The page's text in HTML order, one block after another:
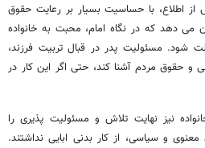
اطلاع، با حساسیت بسیار بر رعایت حقوق
می دهد که در نگاه امام، محبت به خانواده
شود. مسئولیت پدر در قبال تربیت فرزند،
و حقوق مردم آشنا کند، حتی اگر این کار در
نیز نهایت تلاش و مسئولیت پذیری را
و سیاسی، از کار بدنی ابایی نداشتند.